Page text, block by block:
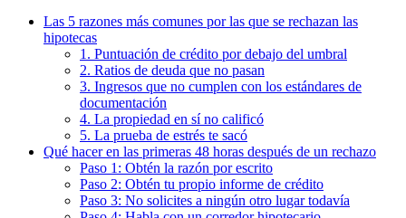
Las 5 razones más comunes por las que se rechazan las
hipotecas
1. Puntuación de crédito por debajo del umbral
2. Ratios de deuda que no pasan
3. Ingresos que no cumplen con los estándares de
documentación
4. La propiedad en sí no calificó
5. La prueba de estrés te sacó
Qué hacer en las primeras 48 horas después de un rechazo
Paso 1: Obtén la razón por escrito
Paso 2: Obtén tu propio informe de crédito
Paso 3: No solicites a ningún otro lugar todavía